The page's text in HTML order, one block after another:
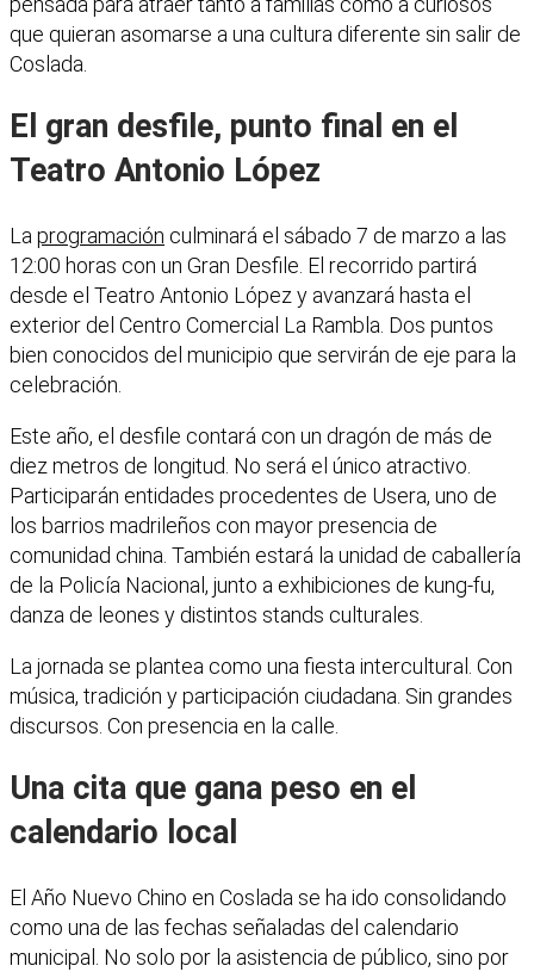
que quieran asomarse a una cultura diferente sin salir de
Coslada.
El gran desfile, punto final en el
Teatro Antonio López
La programación culminará el sábado 7 de marzo a las
12:00 horas con un Gran Desfile. El recorrido partirá
desde el Teatro Antonio López y avanzará hasta el
exterior del Centro Comercial La Rambla. Dos puntos
bien conocidos del municipio que servirán de eje para la
celebración.
Este año, el desfile contará con un dragón de más de
diez metros de longitud. No será el único atractivo.
Participarán entidades procedentes de Usera, uno de
los barrios madrileños con mayor presencia de
comunidad china. También estará la unidad de caballería
de la Policía Nacional, junto a exhibiciones de kung-fu,
danza de leones y distintos stands culturales.
La jornada se plantea como una fiesta intercultural. Con
música, tradición y participación ciudadana. Sin grandes
discursos. Con presencia en la calle.
Una cita que gana peso en el
calendario local
El Año Nuevo Chino en Coslada se ha ido consolidando
como una de las fechas señaladas del calendario
municipal. No solo por la asistencia de público, sino por